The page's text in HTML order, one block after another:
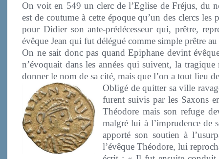
On voit en 549 un clerc de l’Eglise de Fréjus, du
est de coutume à cette époque qu’un des clercs
pour Didier son ante-prédécesseur qui, prêtre,
évêque Jean qui fut délégué comme simple prêtre
On ne sait donc pas quand Epiphane devint
n’évoquait dans les années qui suivent, la
donner le nom de sa cité, mais que l’on a tout lieu
Obligé de quitter sa ville
furent suivis par les Saxons
Théodore mais son refuge
malgré lui à l’imprudence de
apporté son soutien à
l’évêque Théodore, lui